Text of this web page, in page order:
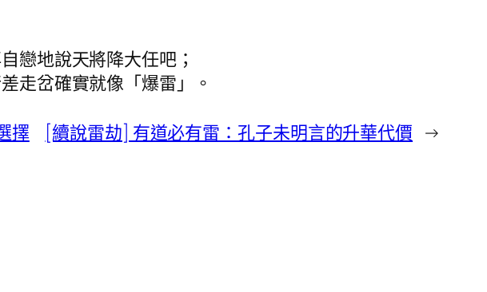
戀地說天將降大任吧；
走岔確實就像「爆雷」。
擇 [續說雷劫] 有道必有雷：孔子未明言的升華代價 →